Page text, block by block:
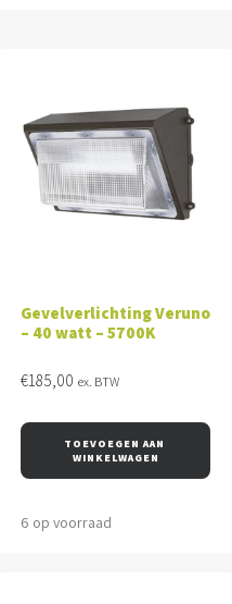
Gevelverlichting Veruno
– 40 watt – 5700K
€185,00 ex. BTW
TOEVOEGEN AAN
WINKELWAGEN
6 op voorraad